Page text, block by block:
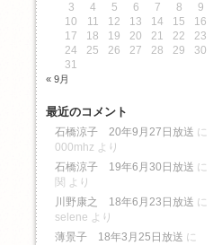
3
4 5 6 7 8
9
10
11 12 13 14 15
16
17
18 19 20 21 22
23
24
25 26 27 28 29
30
31
« 9月
最近のコメント
石橋涼子 20年9月27日放送 に
000mhz より
石橋涼子 19年6月30日放送 に
関 より
川野康之 18年6月23日放送 に
selene より
薄景子 18年3月25日放送 に